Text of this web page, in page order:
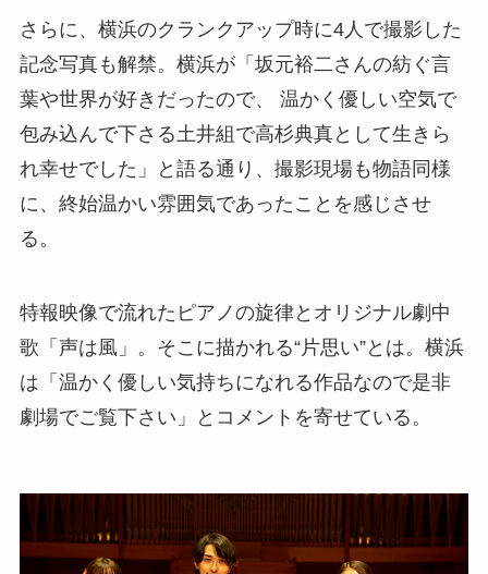
さらに、横浜のクランクアップ時に4人で撮影した
記念写真も解禁。横浜が「坂元裕二さんの紡ぐ言
葉や世界が好きだったので、 温かく優しい空気で
包み込んで下さる土井組で高杉典真として生きら
れ幸せでした」と語る通り、撮影現場も物語同様
に、終始温かい雰囲気であったことを感じさせ
る。
特報映像で流れたピアノの旋律とオリジナル劇中
歌「声は風」。そこに描かれる“片思い”とは。横浜
は「温かく優しい気持ちになれる作品なので是非
劇場でご覧下さい」とコメントを寄せている。